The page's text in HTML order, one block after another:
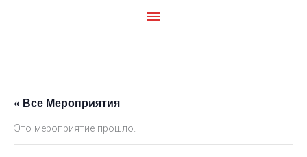
Главное
« Все Мероприятия
Это мероприятие прошло.